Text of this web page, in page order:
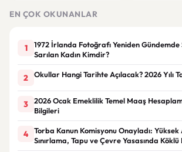
EN ÇOK OKUNANLAR
1
1972 İrlanda Fotoğrafı Yeniden Gündemde
Sarılan Kadın Kimdir?
2 Okullar Hangi Tarihte Açılacak? 2026 Yılı
3
2026 Ocak Emeklilik Temel Maaş
Bilgileri
4
Torba Kanun Komisyonu Onayladı:
Sınırlama, Tapu ve Çevre Yasasında